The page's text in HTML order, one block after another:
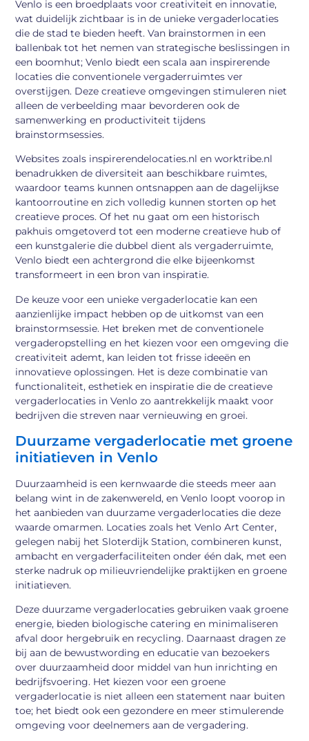
Venlo is een broedplaats voor creativiteit en innovatie,
wat duidelijk zichtbaar is in de unieke vergaderlocaties
die de stad te bieden heeft. Van brainstormen in een
ballenbak tot het nemen van strategische beslissingen in
een boomhut; Venlo biedt een scala aan inspirerende
locaties die conventionele vergaderruimtes ver
overstijgen. Deze creatieve omgevingen stimuleren niet
alleen de verbeelding maar bevorderen ook de
samenwerking en productiviteit tijdens
brainstormsessies.
Websites zoals inspirerendelocaties.nl en worktribe.nl
benadrukken de diversiteit aan beschikbare ruimtes,
waardoor teams kunnen ontsnappen aan de dagelijkse
kantoorroutine en zich volledig kunnen storten op het
creatieve proces. Of het nu gaat om een historisch
pakhuis omgetoverd tot een moderne creatieve hub of
een kunstgalerie die dubbel dient als vergaderruimte,
Venlo biedt een achtergrond die elke bijeenkomst
transformeert in een bron van inspiratie.
De keuze voor een unieke vergaderlocatie kan een
aanzienlijke impact hebben op de uitkomst van een
brainstormsessie. Het breken met de conventionele
vergaderopstelling en het kiezen voor een omgeving die
creativiteit ademt, kan leiden tot frisse ideeën en
innovatieve oplossingen. Het is deze combinatie van
functionaliteit, esthetiek en inspiratie die de creatieve
vergaderlocaties in Venlo zo aantrekkelijk maakt voor
bedrijven die streven naar vernieuwing en groei.
Duurzame vergaderlocatie met groene
initiatieven in Venlo
Duurzaamheid is een kernwaarde die steeds meer aan
belang wint in de zakenwereld, en Venlo loopt voorop in
het aanbieden van duurzame vergaderlocaties die deze
waarde omarmen. Locaties zoals het Venlo Art Center,
gelegen nabij het Sloterdijk Station, combineren kunst,
ambacht en vergaderfaciliteiten onder één dak, met een
sterke nadruk op milieuvriendelijke praktijken en groene
initiatieven.
Deze duurzame vergaderlocaties gebruiken vaak groene
energie, bieden biologische catering en minimaliseren
afval door hergebruik en recycling. Daarnaast dragen ze
bij aan de bewustwording en educatie van bezoekers
over duurzaamheid door middel van hun inrichting en
bedrijfsvoering. Het kiezen voor een groene
vergaderlocatie is niet alleen een statement naar buiten
toe; het biedt ook een gezondere en meer stimulerende
omgeving voor deelnemers aan de vergadering.